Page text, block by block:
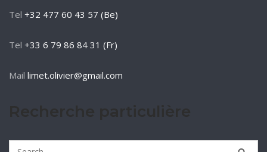
Tel +32 477 60 43 57 (Be)
Tel +33 6 79 86 84 31 (Fr)
Mail limet.olivier@gmail.com